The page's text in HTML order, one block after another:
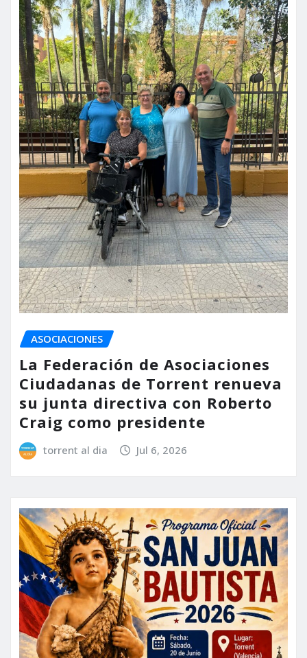
ASOCIACIONES
La Federación de Asociaciones
Ciudadanas de Torrent renueva
su junta directiva con Roberto
Craig como presidente
torrent al dia Jul 6, 2026